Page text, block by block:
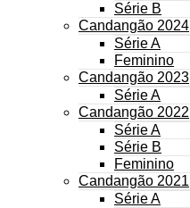
Série B
Candangão 2024
Série A
Feminino
Candangão 2023
Série A
Candangão 2022
Série A
Série B
Feminino
Candangão 2021
Série A